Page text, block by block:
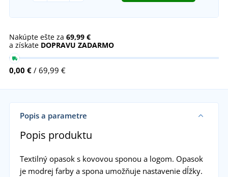
Nakúpte ešte za 69,99 €
a získate DOPRAVU ZADARMO
0,00 € / 69,99 €
Popis a parametre
Popis produktu
Textilný opasok s kovovou sponou a logom. Opasok
je modrej farby a spona umožňuje nastavenie dĺžky.